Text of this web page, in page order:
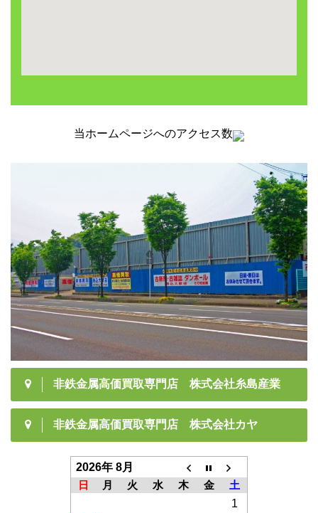
当ホームページへのアクセス数
非鉄金属高価買取専門店 株式会社糸島産業
非鉄金属高価買取専門店 株式会社カヤ
2026年 8月
日
月 火 水 木 金
土
1